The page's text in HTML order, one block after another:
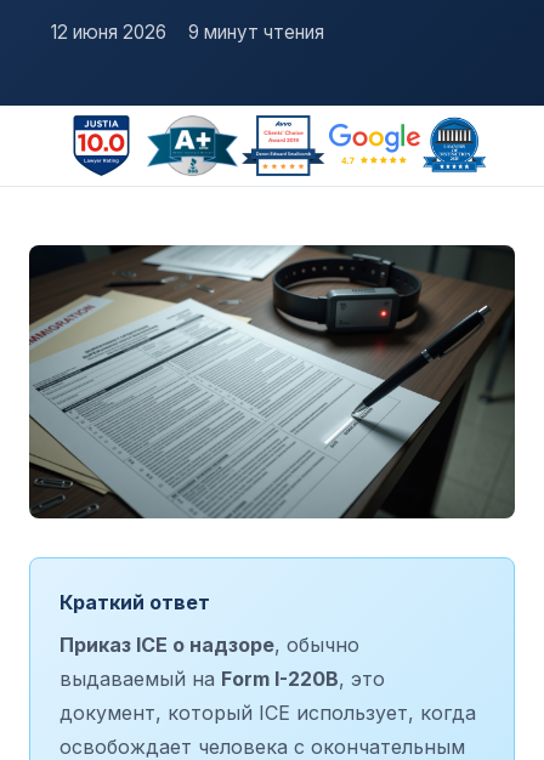
12 июня 2026 9 минут чтения
Краткий ответ
Приказ ICE о надзоре, обычно
выдаваемый на Form I-220B, это
документ, который ICE использует, когда
освобождает человека с окончательным